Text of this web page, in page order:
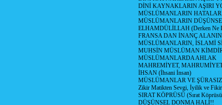
DİNİ KAYNAKLARIN AŞIRI
MÜSLÜMANLARIN
MÜSLÜMANLARIN
ELHAMDÜLİLLAH (Derken Ne
FRANSA DAN İNANÇ
MÜSLÜMANLARIN, İSLAMİ
MUHSİN MÜSLÜMAN
MÜSLÜMANLARDA AHLAK
MAHREMİYET,
İHSAN (İhsani İnsan)
MÜSLÜMANLAR VE
Zikir Matikten Sevgi, İyilik ve
SIRAT KÖPRÜSÜ (Sırat
DÜŞÜNSEL DONMA HALİ!!